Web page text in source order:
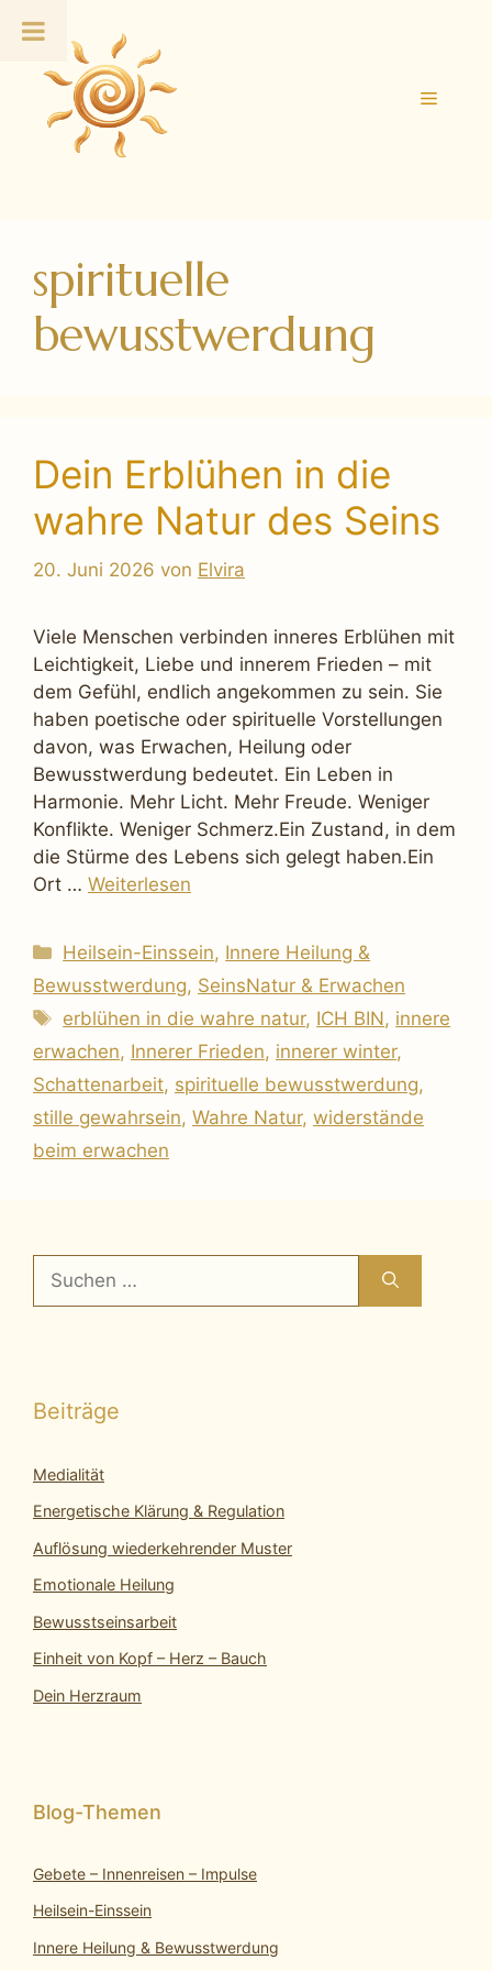
Inhalt
springen
Menü
spirituelle
bewusstwerdung
Dein Erblühen in die
wahre Natur des Seins
20. Juni 2026 von Elvira
Viele Menschen verbinden inneres Erblühen mit
Leichtigkeit, Liebe und innerem Frieden – mit
dem Gefühl, endlich angekommen zu sein. Sie
haben poetische oder spirituelle Vorstellungen
davon, was Erwachen, Heilung oder
Bewusstwerdung bedeutet. Ein Leben in
Harmonie. Mehr Licht. Mehr Freude. Weniger
Konflikte. Weniger Schmerz.Ein Zustand, in dem
die Stürme des Lebens sich gelegt haben.Ein
Ort … Weiterlesen
Kategorien
Heilsein-Einssein, Innere Heilung &
Bewusstwerdung, SeinsNatur & Erwachen
Schlagwörter
erblühen in die wahre natur, ICH BIN, innere
erwachen, Innerer Frieden, innerer winter,
Schattenarbeit, spirituelle bewusstwerdung,
stille gewahrsein, Wahre Natur, widerstände
beim erwachen
nach:
Beiträge
Medialität
Energetische Klärung & Regulation
Auflösung wiederkehrender Muster
Emotionale Heilung
Bewusstseinsarbeit
Einheit von Kopf – Herz – Bauch
Dein Herzraum
Gebete – Innenreisen – Impulse
Heilsein-Einssein
Innere Heilung & Bewusstwerdung